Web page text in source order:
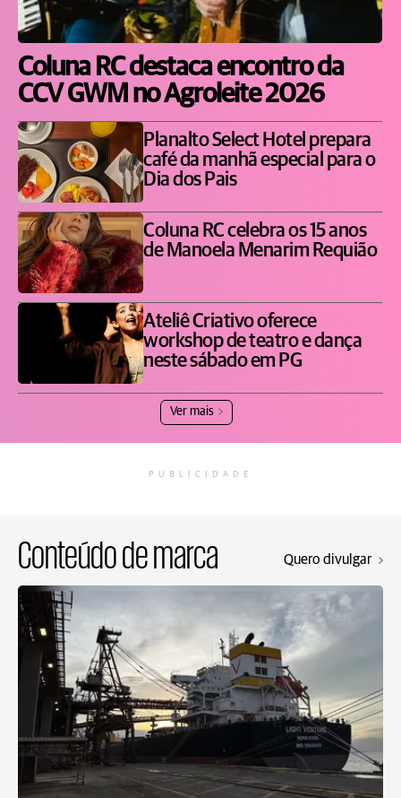
Coluna RC destaca encontro da
CCV GWM no Agroleite 2026
Planalto Select Hotel prepara
café da manhã especial para o
Dia dos Pais
Coluna RC celebra os 15 anos
de Manoela Menarim Requião
Ateliê Criativo oferece
workshop de teatro e dança
neste sábado em PG
Ver mais
PUBLICIDADE
Conteúdo de marca Quero divulgar